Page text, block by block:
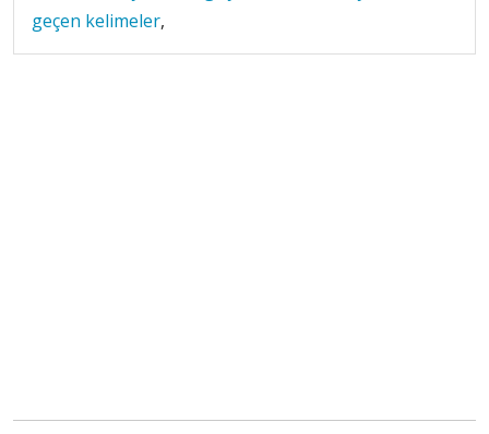
geçen kelimeler,